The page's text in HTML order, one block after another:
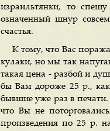
израильтянки, то
означенный шнур
счастья.
К тому, что Вас
кулаки, но мы так
такая цена - разбой и
бы Вам дороже 25 р.,
бывшие уже раз в
что Вы не
произведения по 25 р.